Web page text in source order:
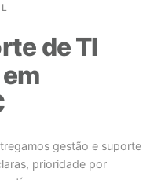
de TI
gestão e suporte
prioridade por